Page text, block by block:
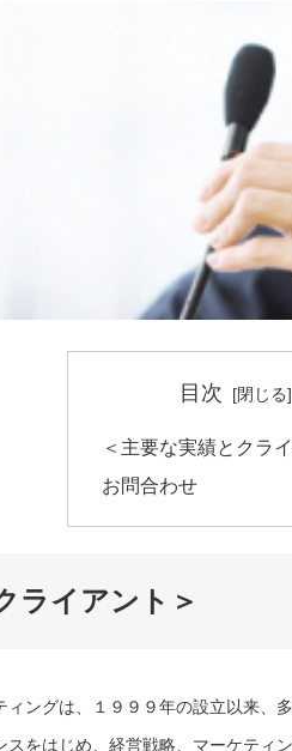
目次
＜主要な実績とクラ
お問合わせ
ライアント＞
ングは、１９９９年の設立以来、
をはじめ、経営戦略、マーケティ